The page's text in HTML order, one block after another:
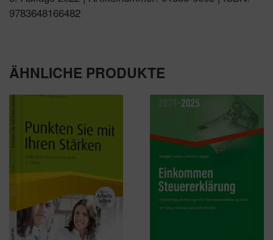
9783648166482
ÄHNLICHE PRODUKTE